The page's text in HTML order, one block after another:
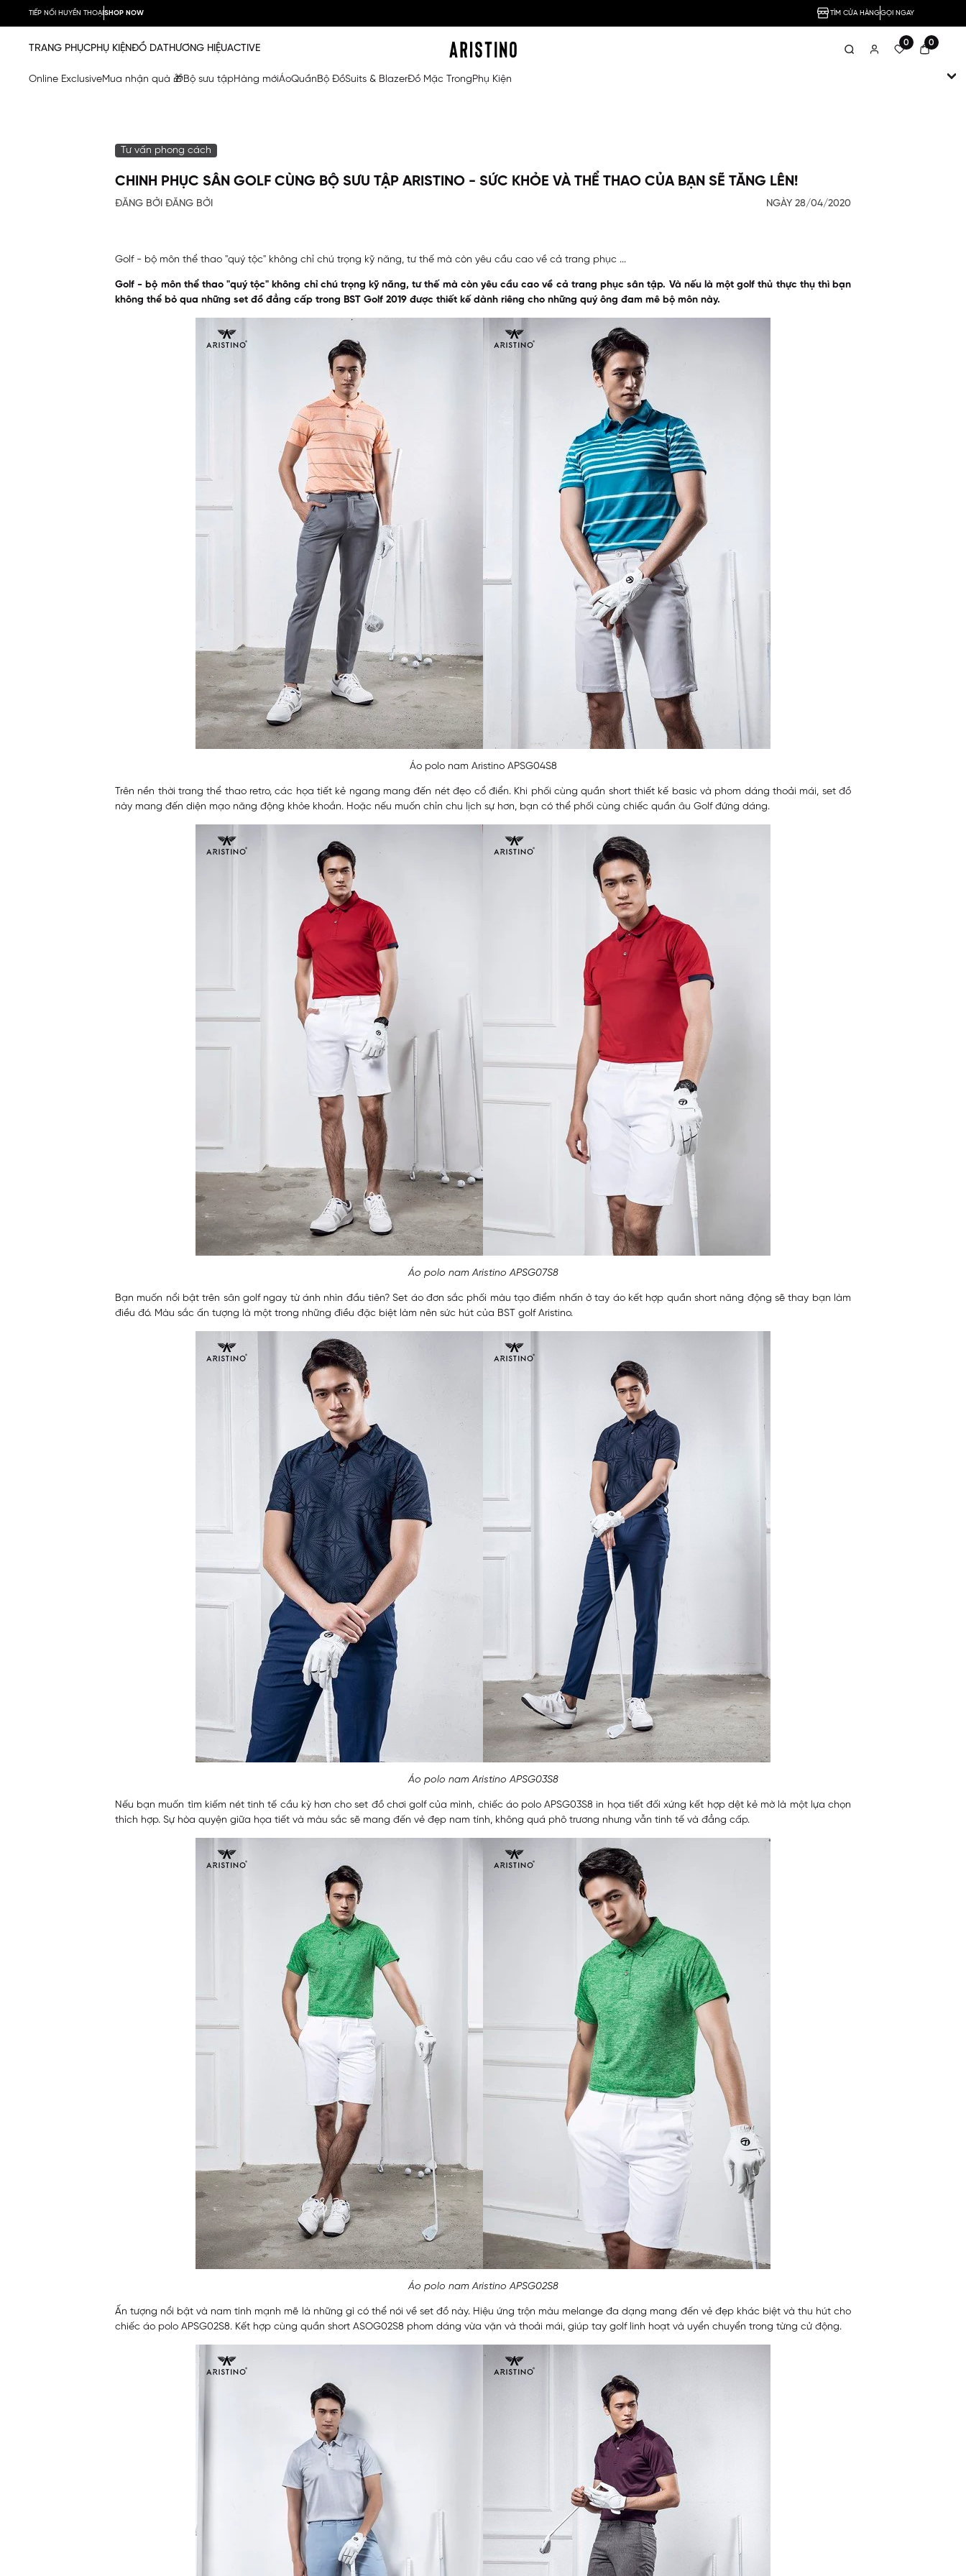
TIẾP NỐI HUYỀN THOẠISHOP NOW TÌM CỬA HÀNGGỌI NGAY
0 0
TRANG PHỤCPHỤ KIỆNĐỒ DATHƯƠNG HIỆUACTIVE
Online ExclusiveMua nhận quà 🎁Bộ sưu tậpHàng mớiÁoQuầnBộ ĐồSuits & BlazerĐồ Mặc TrongPhụ Kiện
Tư vấn phong cách
CHINH PHỤC SÂN GOLF CÙNG BỘ SƯU TẬP ARISTINO - SỨC KHỎE VÀ THỂ THAO CỦA BẠN SẼ TĂNG LÊN!
ĐĂNG BỞI ĐĂNG BỞI NGÀY 28/04/2020
Golf - bộ môn thể thao "quý tộc" không chỉ chú trọng kỹ năng, tư thế mà còn yêu cầu cao về cả trang phục ...
Golf - bộ môn thể thao "quý tộc" không chỉ chú trọng kỹ năng, tư thế mà còn yêu cầu cao về cả trang phục sân tập. Và nếu là một golf thủ thực thụ thì bạn
không thể bỏ qua những set đồ đẳng cấp trong BST Golf 2019 được thiết kế dành riêng cho những quý ông đam mê bộ môn này.
Áo polo nam Aristino APSG04S8
Trên nền thời trang thể thao retro, các họa tiết kẻ ngang mang đến nét đẹo cổ điển. Khi phối cùng quần short thiết kế basic và phom dáng thoải mái, set đồ
này mang đến diện mạo năng động khỏe khoắn. Hoặc nếu muốn chỉn chu lịch sự hơn, bạn có thể phối cùng chiếc quần âu Golf đứng dáng.
Áo polo nam Aristino APSG07S8
Bạn muốn nổi bật trên sân golf ngay từ ánh nhìn đầu tiên? Set áo đơn sắc phối màu tạo điểm nhấn ở tay áo kết hợp quần short năng động sẽ thay bạn làm
điều đó. Màu sắc ấn tượng là một trong những điều đặc biệt làm nên sức hút của BST golf Aristino.
Áo polo nam Aristino APSG03S8
Nếu bạn muốn tìm kiếm nét tinh tế cầu kỳ hơn cho set đồ chơi golf của mình, chiếc áo polo APSG03S8 in họa tiết đối xứng kết hợp dệt kẻ mờ là một lựa chọn
thích hợp. Sự hòa quyện giữa họa tiết và màu sắc sẽ mang đến vẻ đẹp nam tính, không quá phô trương nhưng vẫn tinh tế và đẳng cấp.
Áo polo nam Aristino APSG02S8
Ấn tượng nổi bật và nam tính mạnh mẽ là những gì có thể nói về set đồ này. Hiệu ứng trộn màu melange đa dạng mang đến vẻ đẹp khác biệt và thu hút cho
chiếc áo polo APSG02S8. Kết hợp cùng quần short ASOG02S8 phom dáng vừa vặn và thoải mái, giúp tay golf linh hoạt và uyển chuyển trong từng cử động.